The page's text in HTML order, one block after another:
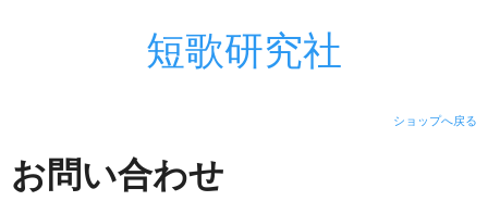
短歌研究社
ショップへ戻る
お問い合わせ